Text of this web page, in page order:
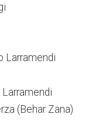
Larramendi
(Behar Zana)